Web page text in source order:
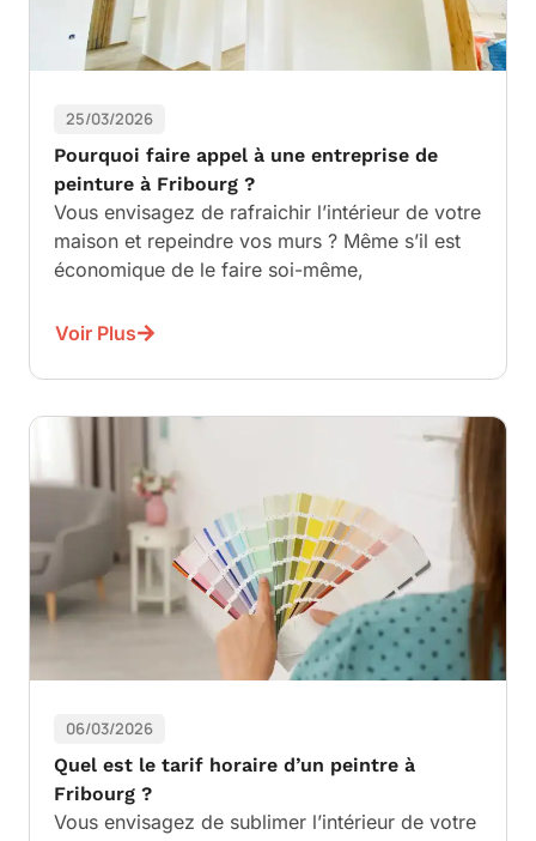
25/03/2026
Pourquoi faire appel à une entreprise de
peinture à Fribourg ?
Vous envisagez de rafraichir l’intérieur de votre
maison et repeindre vos murs ? Même s’il est
économique de le faire soi-même,
Voir Plus
06/03/2026
Quel est le tarif horaire d’un peintre à
Fribourg ?
Vous envisagez de sublimer l’intérieur de votre